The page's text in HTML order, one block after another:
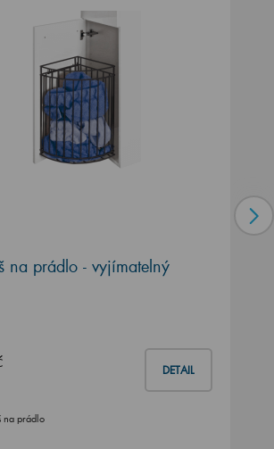
na prádlo - vyjímatelný
DETAIL
na prádlo